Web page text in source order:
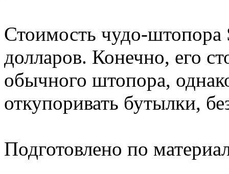
Стоимость чудо-штопора
долларов. Конечно, его
обычного штопора,
откупоривать бутылки,
Подготовлено по